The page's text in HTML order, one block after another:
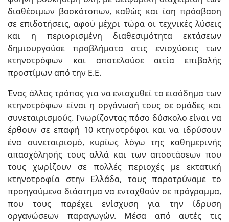
διαθέσιμων βοσκότοπων, καθώς και ίση πρόσβαση
σε επιδοτήσεις, αφού μέχρι τώρα οι τεχνικές λύσεις
και η περιορισμένη διαθεσιμότητα εκτάσεων
δημιουργούσε προβλήματα στις ενισχύσεις των
κτηνοτρόφων και αποτελούσε αιτία επιβολής
προστίμων από την Ε.Ε.
Ένας άλλος τρόπος για να ενισχυθεί το εισόδημα των
κτηνοτρόφων είναι η οργάνωσή τους σε ομάδες και
συνεταιρισμούς. Γνωρίζοντας πόσο δύσκολο είναι να
έρθουν σε επαφή 10 κτηνοτρόφοι και να ιδρύσουν
ένα συνεταιρισμό, κυρίως λόγω της καθημερινής
απασχόλησής τους αλλά και των αποστάσεων που
τους χωρίζουν σε πολλές περιοχές με εκτατική
κτηνοτροφία στην Ελλάδα, τους παροτρύναμε το
προηγούμενο διάστημα να ενταχθούν σε πρόγραμμα,
που τους παρέχει ενίσχυση για την ίδρυση
οργανώσεων παραγωγών. Μέσα από αυτές τις